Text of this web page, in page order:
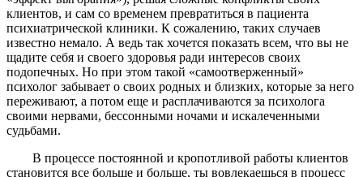
клиентов, и сам со временем превратиться в пациента
психиатрической клиники. К сожалению, таких случаев
известно немало. А ведь так хочется показать всем, что вы не
щадите себя и своего здоровья ради интересов своих
подопечных. Но при этом такой «самоотверженный»
психолог забывает о своих родных и близких, которые за него
переживают, а потом еще и расплачиваются за психолога
своими нервами, бессонными ночами и искалеченными
судьбами.
В процессе постоянной и кропотливой работы клиентов
становится все больше и больше, ты вовлекаешься в процесс